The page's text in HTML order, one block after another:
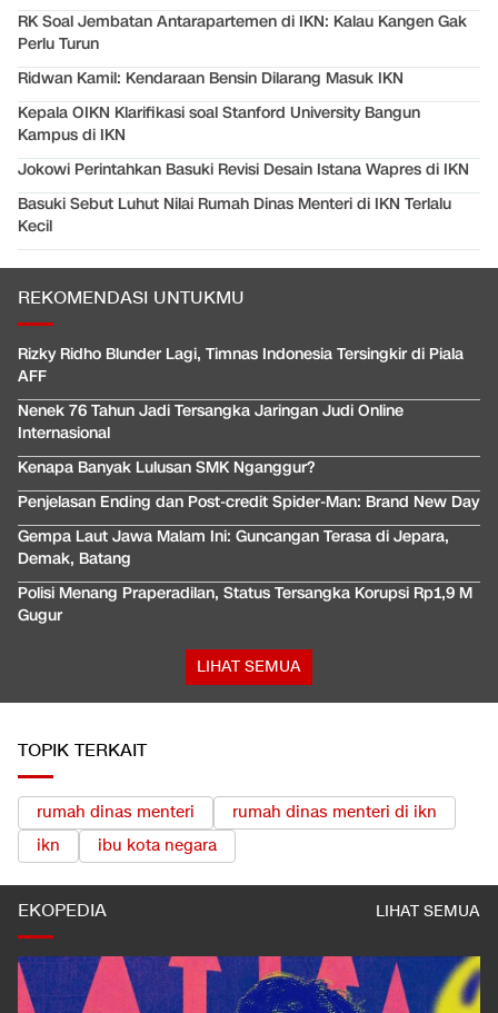
RK Soal Jembatan Antarapartemen di IKN: Kalau Kangen Gak
Perlu Turun
Ridwan Kamil: Kendaraan Bensin Dilarang Masuk IKN
Kepala OIKN Klarifikasi soal Stanford University Bangun
Kampus di IKN
Jokowi Perintahkan Basuki Revisi Desain Istana Wapres di IKN
Basuki Sebut Luhut Nilai Rumah Dinas Menteri di IKN Terlalu
Kecil
REKOMENDASI UNTUKMU
Rizky Ridho Blunder Lagi, Timnas Indonesia Tersingkir di Piala
AFF
Nenek 76 Tahun Jadi Tersangka Jaringan Judi Online
Internasional
Kenapa Banyak Lulusan SMK Nganggur?
Penjelasan Ending dan Post-credit Spider-Man: Brand New Day
Gempa Laut Jawa Malam Ini: Guncangan Terasa di Jepara,
Demak, Batang
Polisi Menang Praperadilan, Status Tersangka Korupsi Rp1,9 M
Gugur
LIHAT SEMUA
TOPIK TERKAIT
rumah dinas menteri
rumah dinas menteri di ikn
ikn
ibu kota negara
EKOPEDIA LIHAT SEMUA